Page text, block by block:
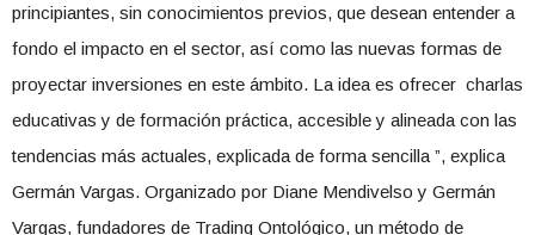
principiantes, sin conocimientos previos, que desean entender a
fondo el impacto en el sector, así como las nuevas formas de
proyectar inversiones en este ámbito. La idea es ofrecer charlas
educativas y de formación práctica, accesible y alineada con las
tendencias más actuales, explicada de forma sencilla ”, explica
Germán Vargas. Organizado por Diane Mendivelso y Germán
Vargas, fundadores de Trading Ontológico, un método de